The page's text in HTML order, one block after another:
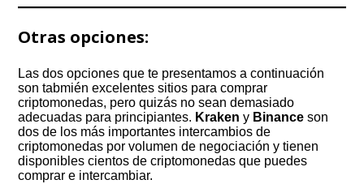
Otras opciones:
Las dos opciones que te presentamos a continuación
son tabmién excelentes sitios para comprar
criptomonedas, pero quizás no sean demasiado
adecuadas para principiantes. Kraken y Binance son
dos de los más importantes intercambios de
criptomonedas por volumen de negociación y tienen
disponibles cientos de criptomonedas que puedes
comprar e intercambiar.